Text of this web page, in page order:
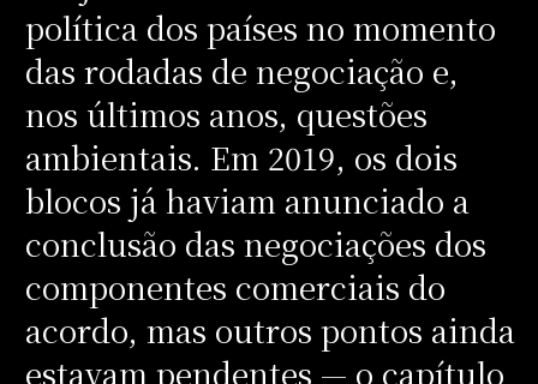
política dos países no momento
das rodadas de negociação e,
nos últimos anos, questões
ambientais. Em 2019, os dois
blocos já haviam anunciado a
conclusão das negociações dos
componentes comerciais do
acordo, mas outros pontos ainda
estavam pendentes — o capítulo